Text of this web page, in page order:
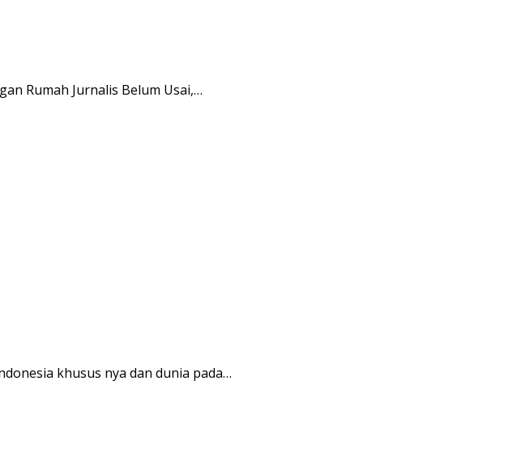
Rumah Jurnalis Belum Usai,…
khusus nya dan dunia pada…